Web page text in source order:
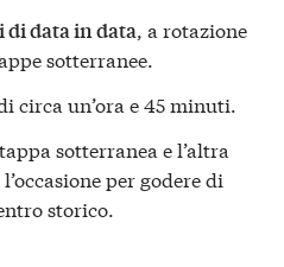
di data in data, a rotazione
sotterranee.
circa un’ora e 45 minuti.
sotterranea e l’altra
per godere di
storico.